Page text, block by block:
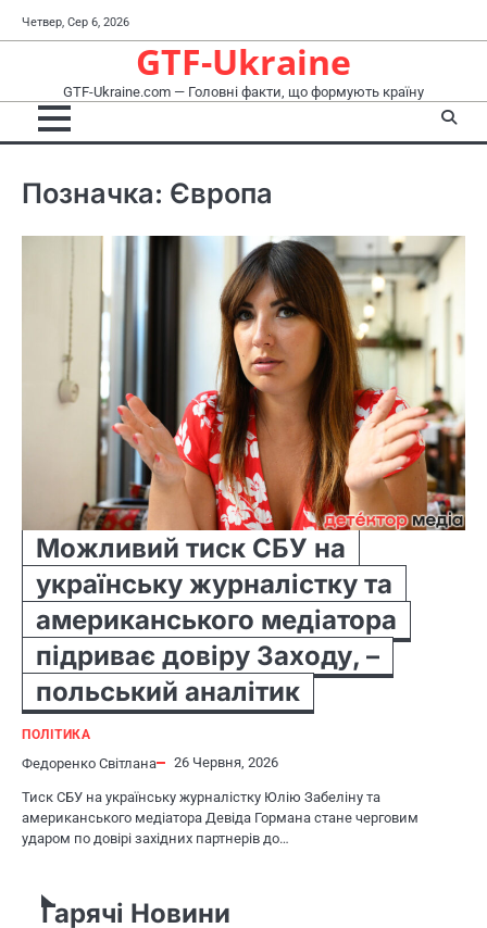
до
Четвер, Сер 6, 2026
GTF-Ukraine
GTF-Ukraine.com — Головні факти, що формують країну
Позначка: Європа
Можливий тиск СБУ на
українську журналістку та
американського медіатора
підриває довіру Заходу, –
польський аналітик
ПОЛІТИКА
Федоренко Світлана 26 Червня, 2026
Тиск СБУ на українську журналістку Юлію Забеліну та
американського медіатора Девіда Гормана стане черговим
ударом по довірі західних партнерів до…
Гарячі Новини